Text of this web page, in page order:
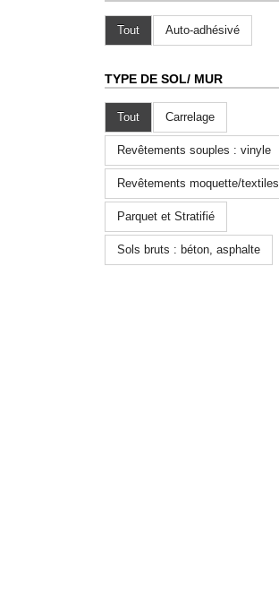
Tout Auto-adhésivé
TYPE DE SOL/ MUR
Tout Carrelage
Revêtements souples : vinyle
Revêtements moquette/textiles
Parquet et Stratifié
Sols bruts : béton, asphalte